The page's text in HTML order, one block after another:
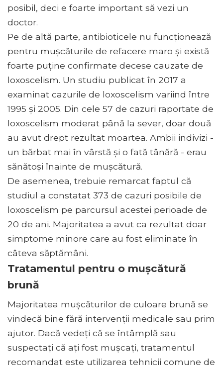
posibil, deci e foarte important să vezi un
doctor.
Pe de altă parte, antibioticele nu funcționează
pentru mușcăturile de refacere maro și există
foarte puține confirmate decese cauzate de
loxoscelism. Un studiu publicat în 2017 a
examinat cazurile de loxoscelism variind între
1995 și 2005. Din cele 57 de cazuri raportate de
loxoscelism moderat până la sever, doar două
au avut drept rezultat moartea. Ambii indivizi -
un bărbat mai în vârstă și o fată tânără - erau
sănătoși înainte de mușcătură.
De asemenea, trebuie remarcat faptul că
studiul a constatat 373 de cazuri posibile de
loxoscelism pe parcursul acestei perioade de
20 de ani. Majoritatea a avut ca rezultat doar
simptome minore care au fost eliminate în
câteva săptămâni.
Tratamentul pentru o mușcătură
brună
Majoritatea mușcăturilor de culoare brună se
vindecă bine fără intervenții medicale sau prim
ajutor. Dacă vedeți că se întâmplă sau
suspectați că ați fost mușcați, tratamentul
recomandat este utilizarea tehnicii comune de